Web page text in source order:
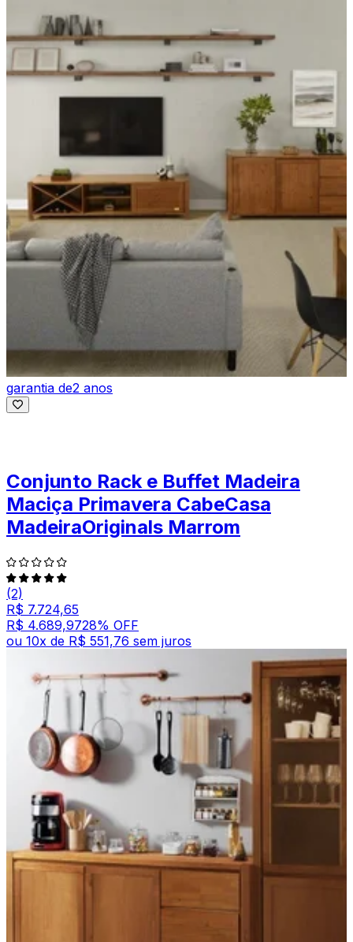
garantia de2 anos
Conjunto Rack e Buffet Madeira
Maciça Primavera CabeCasa
MadeiraOriginals Marrom
(2)
R$ 7.724,65
R$ 4.689,9728% OFF
ou 10x de R$ 551,76 sem juros